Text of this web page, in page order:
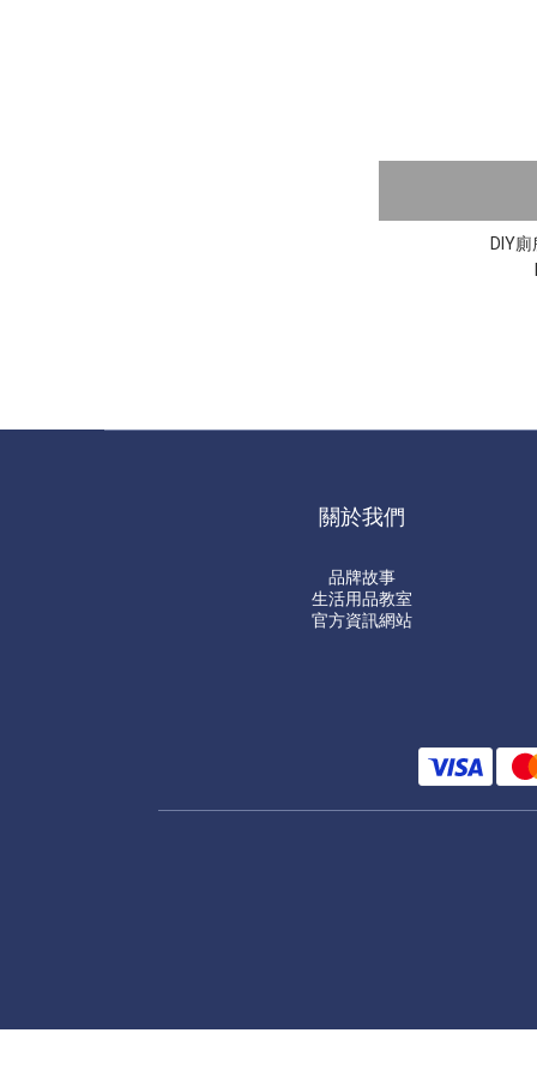
DIY
關於我們
品牌故事
生活用品教室
官方資訊網站